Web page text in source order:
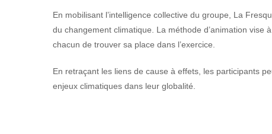
En mobilisant l’intelligence collective du groupe, La
du changement climatique. La méthode d’animation
chacun de trouver sa place dans l’exercice.
En retraçant les liens de cause à effets, les participants
enjeux climatiques dans leur globalité.